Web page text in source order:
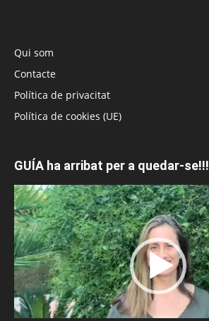
Qui som
Contacte
Política de privacitat
Política de cookies (UE)
GUÍA ha arribat per a quedar-se!!!
Reproductor
de
vídeo